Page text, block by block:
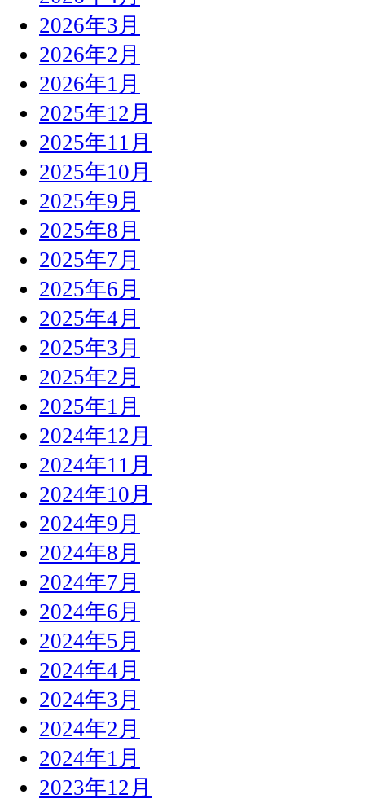
2026年3月
2026年2月
2026年1月
2025年12月
2025年11月
2025年10月
2025年9月
2025年8月
2025年7月
2025年6月
2025年4月
2025年3月
2025年2月
2025年1月
2024年12月
2024年11月
2024年10月
2024年9月
2024年8月
2024年7月
2024年6月
2024年5月
2024年4月
2024年3月
2024年2月
2024年1月
2023年12月